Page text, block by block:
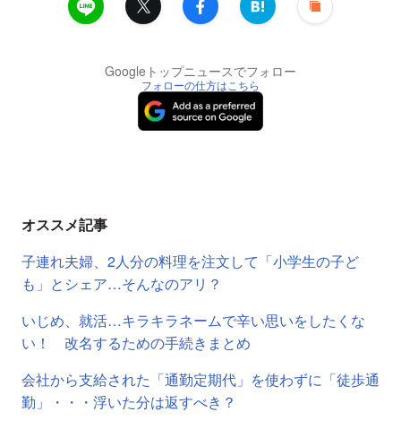
Googleトップニュースでフォロー
フォローの仕方はこちら
オススメ記事
子連れ夫婦、2人分の料理を注文して「小学生の子ど
も」とシェア…そんなのアリ？
いじめ、就活…キラキラネームで辛い思いをしたくな
い！ 改名するための手続きまとめ
会社から支給された「通勤定期代」を使わずに「徒歩通
勤」・・・浮いた分は返すべき？